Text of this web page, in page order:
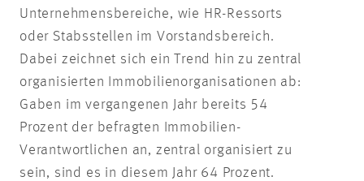
Unternehmensbereiche, wie HR-Ressorts
oder Stabsstellen im Vorstandsbereich.
Dabei zeichnet sich ein Trend hin zu zentral
organisierten Immobilienorganisationen ab:
Gaben im vergangenen Jahr bereits 54
Prozent der befragten Immobilien-
Verantwortlichen an, zentral organisiert zu
sein, sind es in diesem Jahr 64 Prozent.